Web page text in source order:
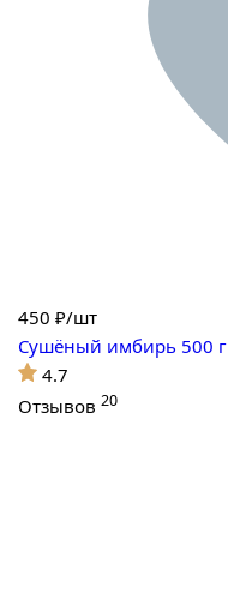
450 ₽/шт
Сушёный имбирь 500 г
4.7
Отзывов 20